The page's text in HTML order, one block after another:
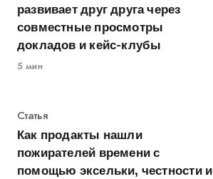
развивает друг друга через
совместные просмотры
докладов и кейс-клубы
5 мин
Категория
Статья
Как продакты нашли
пожирателей времени с
помощью эксельки, честности и